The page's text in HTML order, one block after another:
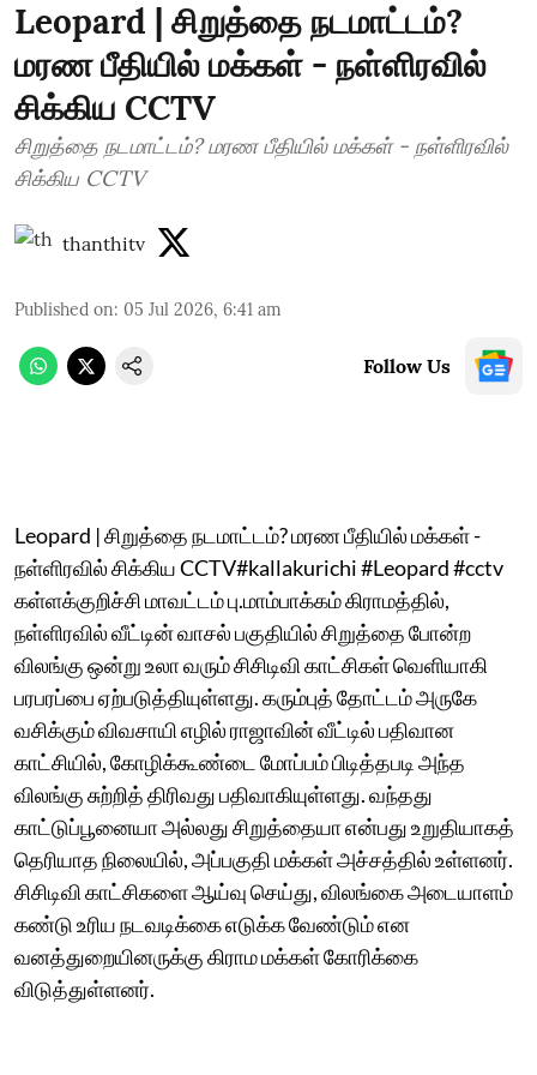
Leopard | சிறுத்தை நடமாட்டம்?
மரண பீதியில் மக்கள் - நள்ளிரவில்
சிக்கிய CCTV
சிறுத்தை நடமாட்டம்? மரண பீதியில் மக்கள் - நள்ளிரவில்
சிக்கிய CCTV
thanthitv
Published on: 05 Jul 2026, 6:41 am
Follow Us
Leopard | சிறுத்தை நடமாட்டம்? மரண பீதியில் மக்கள் -
நள்ளிரவில் சிக்கிய CCTV#kallakurichi #Leopard #cctv
கள்ளக்குறிச்சி மாவட்டம் பு.மாம்பாக்கம் கிராமத்தில்,
நள்ளிரவில் வீட்டின் வாசல் பகுதியில் சிறுத்தை போன்ற
விலங்கு ஒன்று உலா வரும் சிசிடிவி காட்சிகள் வெளியாகி
பரபரப்பை ஏற்படுத்தியுள்ளது. கரும்புத் தோட்டம் அருகே
வசிக்கும் விவசாயி எழில் ராஜாவின் வீட்டில் பதிவான
காட்சியில், கோழிக்கூண்டை மோப்பம் பிடித்தபடி அந்த
விலங்கு சுற்றித் திரிவது பதிவாகியுள்ளது. வந்தது
காட்டுப்பூனையா அல்லது சிறுத்தையா என்பது உறுதியாகத்
தெரியாத நிலையில், அப்பகுதி மக்கள் அச்சத்தில் உள்ளனர்.
சிசிடிவி காட்சிகளை ஆய்வு செய்து, விலங்கை அடையாளம்
கண்டு உரிய நடவடிக்கை எடுக்க வேண்டும் என
வனத்துறையினருக்கு கிராம மக்கள் கோரிக்கை
விடுத்துள்ளனர்.